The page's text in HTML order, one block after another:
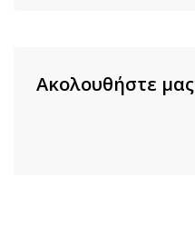
Ακολουθήστε μας